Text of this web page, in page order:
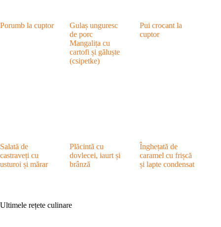
Porumb la cuptor
Gulaș unguresc
de porc
Mangalița cu
cartofi și găluște
(csipetke)
Pui crocant la
cuptor
Salată de
castraveți cu
usturoi și mărar
Plăcintă cu
dovlecei, iaurt și
brânză
Înghețată de
caramel cu frișcă
și lapte condensat
Ultimele rețete culinare